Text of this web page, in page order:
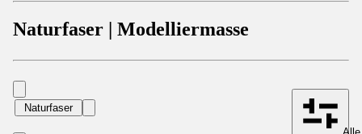
Naturfaser | Modelliermasse
Naturfaser